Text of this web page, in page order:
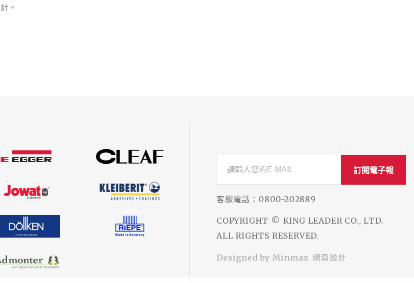
計。
訂閱電子報
客服電話： 0800-202889
COPYRIGHT © KING LEADER CO., LTD.
ALL RIGHTS RESERVED.
Designed by Minmax 網頁設計